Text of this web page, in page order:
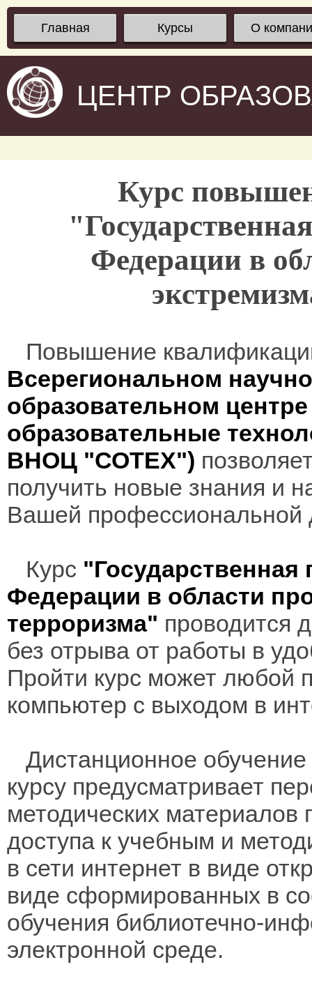
Главная Курсы О
ЦЕНТР
Курс
Федерации в
Повышение
Всерегиональном
образовательном
образовательные
ВНОЦ "СОТЕХ")
получить новые знания и
Вашей профессиональной
Курс "Государственная
Федерации в области
терроризма" проводится
без отрыва от работы в
Пройти курс может любой
компьютер с выходом в
Дистанционное
курсу предусматривает
методических материалов
доступа к учебным и
в сети интернет в виде
виде сформированных в
обучения библиотечно-
электронной среде.